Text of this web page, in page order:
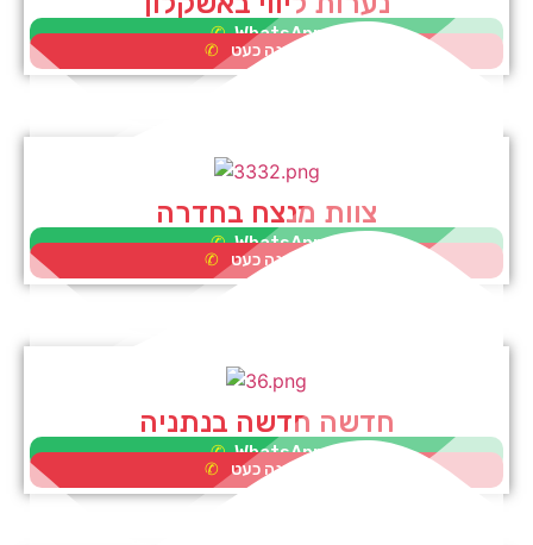
WhatsApp
לא זמינה כעט
צוות מנצח בחדרה
WhatsApp
לא זמינה כעט
חדשה חדשה בנתניה
WhatsApp
לא זמינה כעט